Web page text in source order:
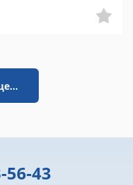
56-43